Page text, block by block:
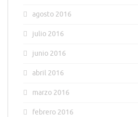
agosto 2016
julio 2016
junio 2016
abril 2016
marzo 2016
febrero 2016